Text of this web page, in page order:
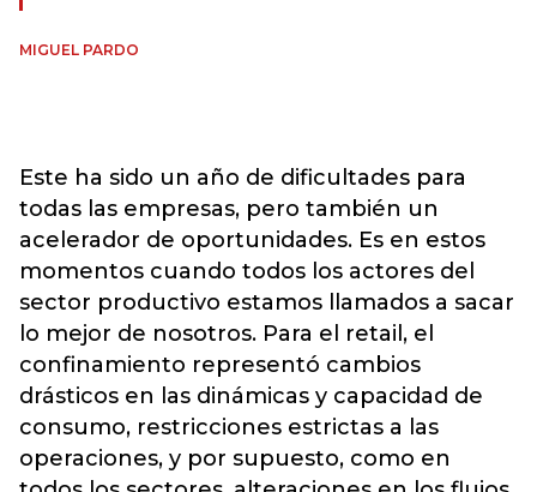
MIGUEL PARDO
Este ha sido un año de dificultades para
todas las empresas, pero también un
acelerador de oportunidades. Es en estos
momentos cuando todos los actores del
sector productivo estamos llamados a sacar
lo mejor de nosotros. Para el retail, el
confinamiento representó cambios
drásticos en las dinámicas y capacidad de
consumo, restricciones estrictas a las
operaciones, y por supuesto, como en